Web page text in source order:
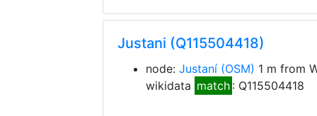
Justani (Q115504418)
node: Justaní (OSM) 1 m from
wikidata match : Q115504418